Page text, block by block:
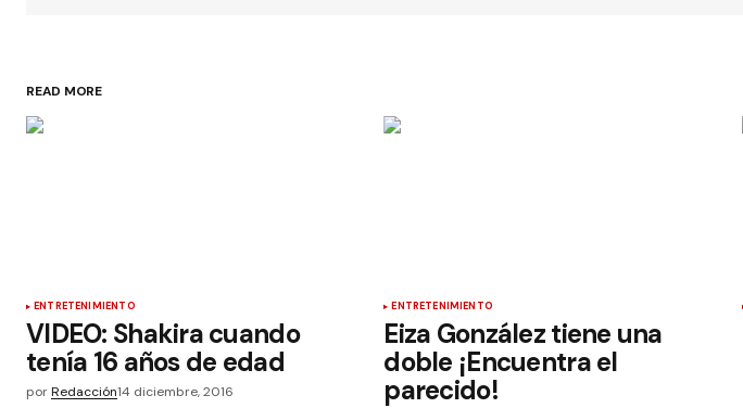
READ MORE
ENTRETENIMIENTO
VIDEO: Shakira cuando
tenía 16 años de edad
porRedacción14 diciembre, 2016
ENTRETENIMIENTO
Eiza González tiene una
doble ¡Encuentra el
parecido!